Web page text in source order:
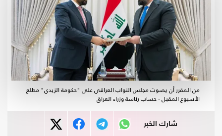
من المقرر أن يصوت مجلس النواب العراقي على "حكومة الزيدي" مطلع
الأسبوع المقبل - حساب رئاسة وزراء العراق
شارك الخبر